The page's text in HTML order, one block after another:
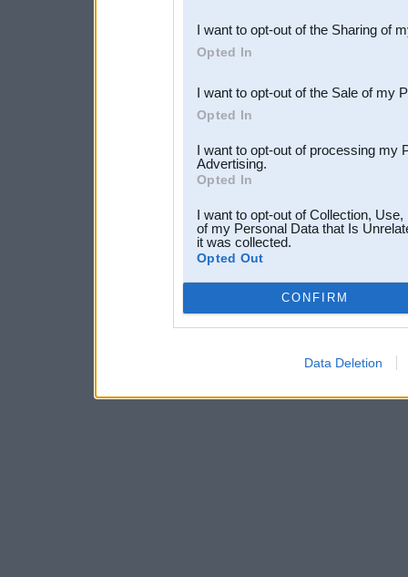
Downstream Participants
third parties.
I want to opt-out of the Sharing of
Opted In
I want to opt-out of the Sale of my
Opted In
I want to opt-out of processing my
Advertising.
Opted In
I want to opt-out of Collection,
of my Personal Data that Is
it was collected.
Opted Out
CONFIRM
Data Deletion